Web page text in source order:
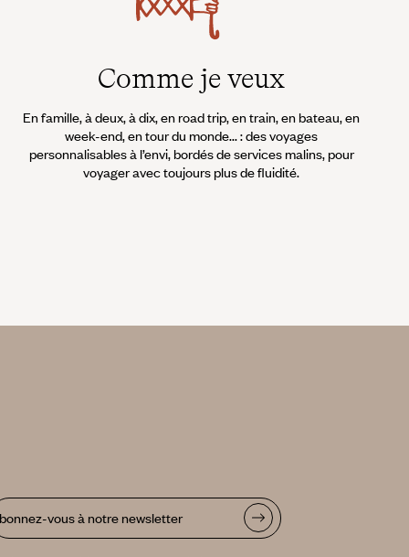
Comme je veux
En famille, à deux, à dix, en road trip, en train, en bateau, en
week-end, en tour du monde... : des voyages
personnalisables à l’envi, bordés de services malins, pour
voyager avec toujours plus de fluidité.
vous à notre newsletter